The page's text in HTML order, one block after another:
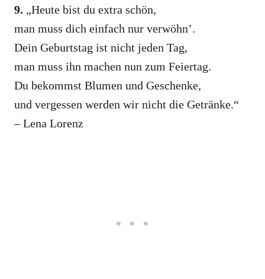
9. „Heute bist du extra schön,
man muss dich einfach nur verwöhn’.
Dein Geburtstag ist nicht jeden Tag,
man muss ihn machen nun zum Feiertag.
Du bekommst Blumen und Geschenke,
und vergessen werden wir nicht die Getränke.“
– Lena Lorenz